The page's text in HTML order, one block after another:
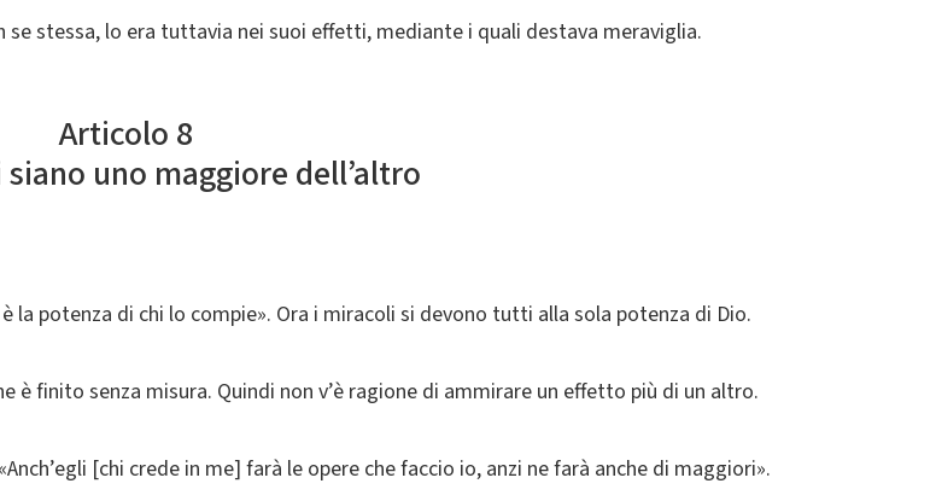
se stessa, lo era tuttavia nei suoi effetti, mediante i quali destava meraviglia.
Articolo 8
uno maggiore dell’altro
potenza di chi lo compie». Ora i miracoli si devono tutti alla sola potenza di Dio.
è finito senza misura. Quindi non v’è ragione di ammirare un effetto più di un altro.
[chi crede in me] farà le opere che faccio io, anzi ne farà anche di maggiori».